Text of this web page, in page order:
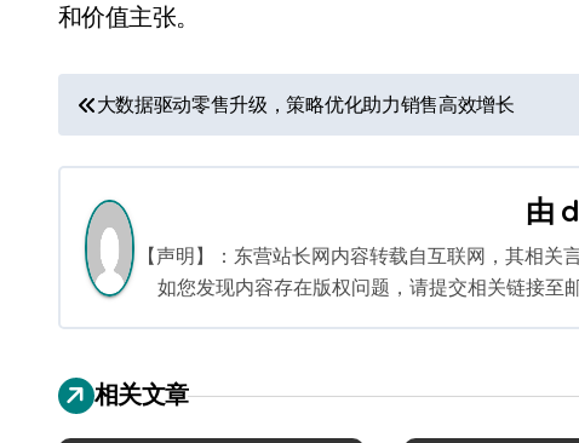
和价值主张。
文
章
导
航
大数据驱动零售升级，策略优化助力销售高效增长
由
【声明】：东营站长网内容转载自互联网，其相关
如您发现内容存在版权问题，请提交相关链接至
相关文章